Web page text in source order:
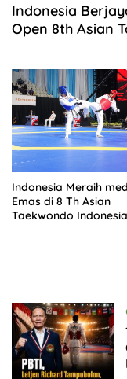
Indonesia
Open 8th Asian
Indonesia Meraih
Emas di 8 Th Asian
Taekwondo Indonesia